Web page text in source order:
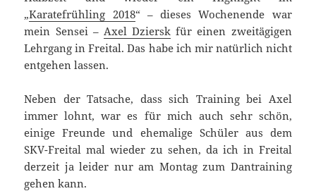
„Karatefrühling 2018“ – dieses Wochenende war
mein Sensei – Axel Dziersk für einen zweitägigen
Lehrgang in Freital. Das habe ich mir natürlich nicht
entgehen lassen.
Neben der Tatsache, dass sich Training bei Axel
immer lohnt, war es für mich auch sehr schön,
einige Freunde und ehemalige Schüler aus dem
SKV-Freital mal wieder zu sehen, da ich in Freital
derzeit ja leider nur am Montag zum Dantraining
gehen kann.